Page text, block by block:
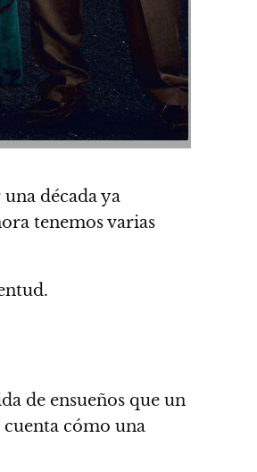
década ya
tenemos varias
de ensueños que un
cuenta cómo una